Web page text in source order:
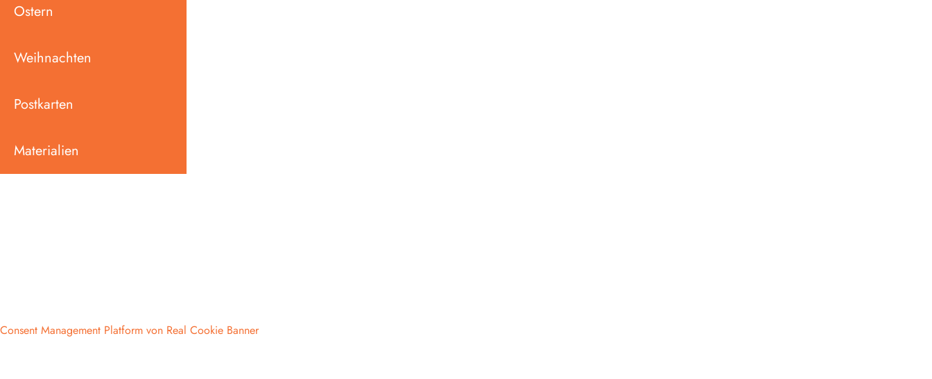
Ostern
Weihnachten
Postkarten
Materialien
Consent Management Platform von Real Cookie Banner